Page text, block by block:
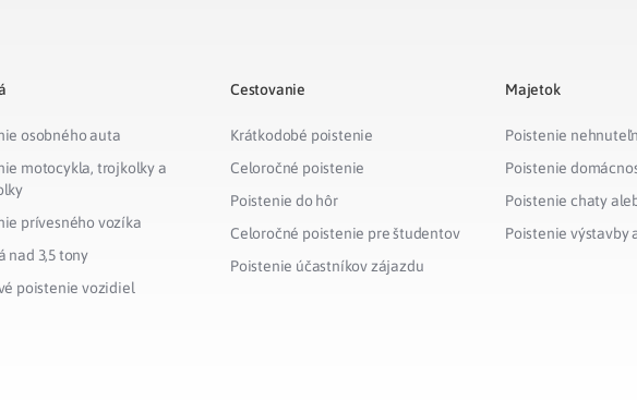
osobného auta
motocykla, trojkolky a
prívesného vozíka
nad 3,5 tony
poistenie vozidiel
Cestovanie
Krátkodobé poistenie
Celoročné poistenie
Poistenie do hôr
Celoročné poistenie pre študentov
Poistenie účastníkov zájazdu
Majetok
Poistenie
Poistenie
Poistenie chaty
Poistenie výstavby